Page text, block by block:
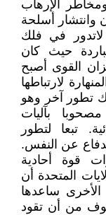
الإرهاب
وانتشار أسلحة
لاتدور في فلك
حيث كان
القوى أصبح
لارتباطها
تطور آخر وهو
بآليات
تبعا لتطور
عن النفس.
قوة أحادية
المتحدة أن
ساعدها
من أن تقود